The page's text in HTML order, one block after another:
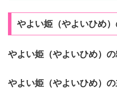
やよい姫（やよいひめ
やよい姫（やよいひめ）
やよい姫（やよいひめ）